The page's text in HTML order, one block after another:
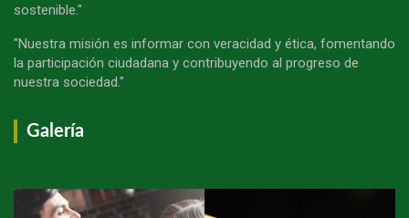
sostenible."
"Nuestra misión es informar con veracidad y ética, fomentando
la participación ciudadana y contribuyendo al progreso de
nuestra sociedad."
Galería